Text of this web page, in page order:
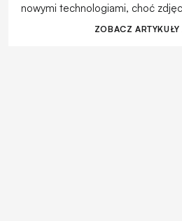
nowymi technologiami, choć
ZOBACZ ARTYKUŁY